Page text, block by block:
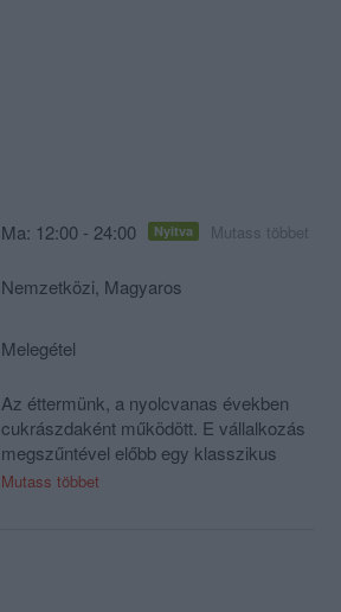
Ma: 12:00 - 24:00 Nyitva Mutass többet
Nemzetközi, Magyaros
Melegétel
Az éttermünk, a nyolcvanas években
cukrászdaként működött. E vállalkozás
megszűntével előbb egy klasszikus
vidéki osztrák sörözővé, majd igazodva
Mutass többet